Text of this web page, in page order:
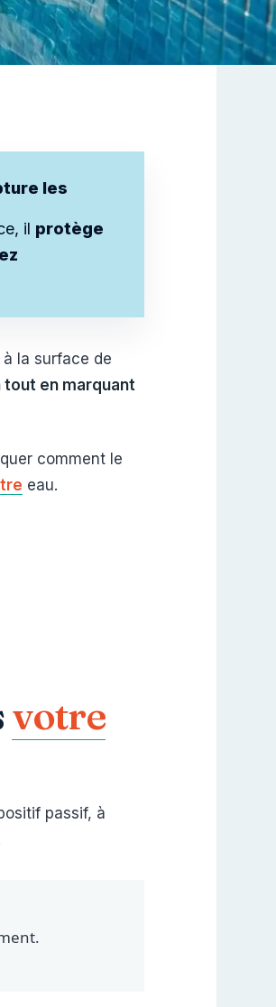
les
il protège
la surface de
en marquant
comment le
eau.
votre
passif, à